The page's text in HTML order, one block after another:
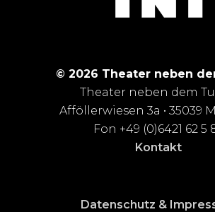
© 2026 Theater neben
Theater neben dem
Afföllerwiesen 3a • 35039
Fon +49 (0)6421 62 5
Kontakt
Datenschutz &